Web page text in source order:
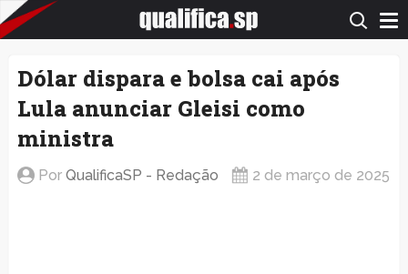
QualificaSP.com
Dólar dispara e bolsa cai após
Lula anunciar Gleisi como
ministra
Por QualificaSP - Redação 2 de março de 2025